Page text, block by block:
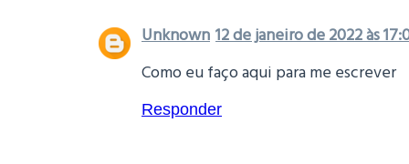
Unknown 12 de janeiro de 2022 às
Como eu faço aqui para me escrever
Responder